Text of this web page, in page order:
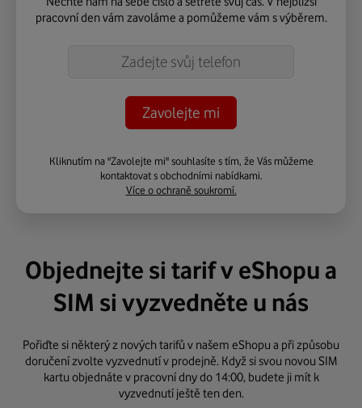
pracovní den vám zavoláme a pomůžeme vám s výběrem.
Telefon
Kliknutím na "Zavolejte mi" souhlasíte s tím, že Vás můžeme
kontaktovat s obchodními nabídkami.
Více o ochraně soukromí.
Objednejte si tarif v eShopu a
SIM si vyzvedněte u nás
Pořiďte si některý z nových tarifů v našem eShopu a při způsobu
doručení zvolte vyzvednutí v prodejně. Když si svou novou SIM
kartu objednáte v pracovní dny do 14:00, budete ji mít k
vyzvednutí ještě ten den.